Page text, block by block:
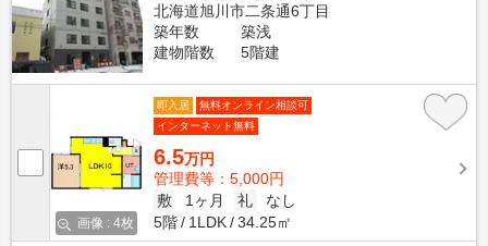
北海道旭川市二条通6丁目
築年数
築浅
建物階数
5階建
画像 : 4枚
即入居
無料オンライン相談可
インターネット無料
6.5万円
管理費等：5,000円
敷
1ヶ月 礼
なし
5階
1LDK 34.25㎡